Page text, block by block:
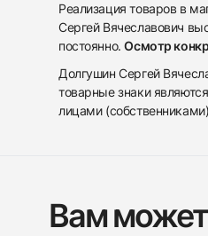
Реализация товаров в
Сергей Вячеславович
постоянно.Осмотр
Долгушин Сергей
товарные знаки
лицами
Вам